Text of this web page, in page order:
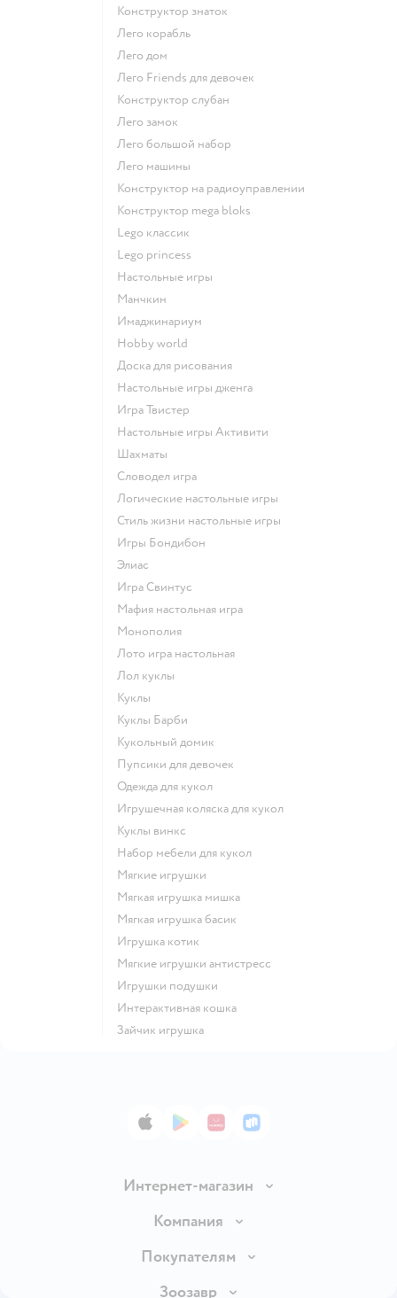
Конструктор знаток
Лего корабль
Лего дом
Лего Friends для девочек
Конструктор слубан
Лего замок
Лего большой набор
Лего машины
Конструктор на радиоуправлении
Конструктор mega bloks
Lego классик
Lego princess
Настольные игры
Манчкин
Имаджинариум
Hobby world
Доска для рисования
Настольные игры дженга
Игра Твистер
Настольные игры Активити
Шахматы
Словодел игра
Логические настольные игры
Стиль жизни настольные игры
Игры Бондибон
Элиас
Игра Свинтус
Мафия настольная игра
Монополия
Лото игра настольная
Лол куклы
Куклы
Куклы Барби
Кукольный домик
Пупсики для девочек
Одежда для кукол
Игрушечная коляска для кукол
Куклы винкс
Набор мебели для кукол
Мягкие игрушки
Мягкая игрушка мишка
Мягкая игрушка басик
Игрушка котик
Мягкие игрушки антистресс
Игрушки подушки
Интерактивная кошка
Зайчик игрушка
App StoreGoogle Play
AppGallery
RuStore
Интернет-магазин
Доставка и оплата
Обмен и возврат товара
Правила продажи
Компания
О компании
Покупателям
Бонусные карты
Зоозавр